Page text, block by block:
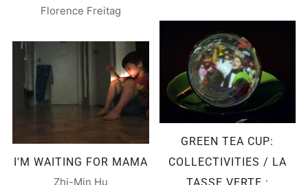
Florence Freitag
GREEN TEA CUP:
COLLECTIVITIES / LA
TASSE VERTE :
I'M WAITING FOR MAMA
Zhi-Min Hu